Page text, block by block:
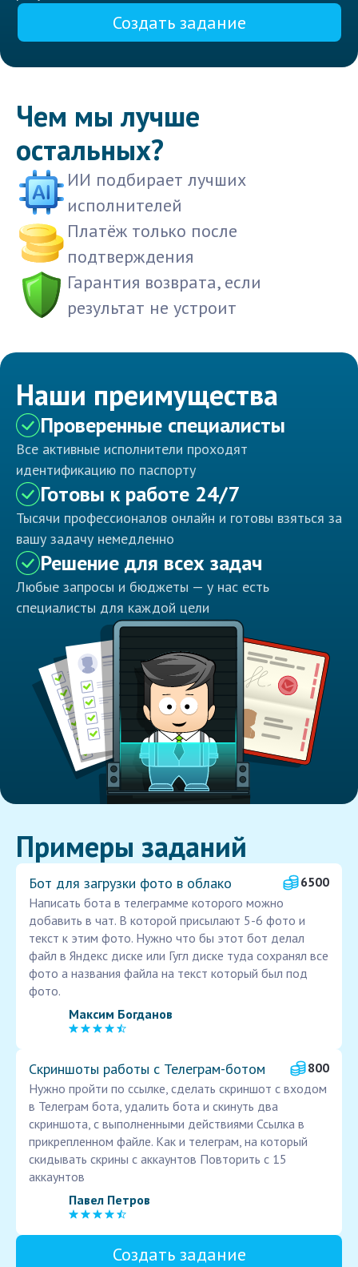
Создать задание
Чем мы лучше
остальных?
ИИ подбирает лучших
исполнителей
Платёж только после
подтверждения
Гарантия возврата, если
результат не устроит
Наши преимущества
Проверенные специалисты
Все активные исполнители проходят
идентификацию по паспорту
Готовы к работе 24/7
Тысячи профессионалов онлайн и готовы взяться за
вашу задачу немедленно
Решение для всех задач
Любые запросы и бюджеты — у нас есть
специалисты для каждой цели
Примеры заданий
Бот для загрузки фото в облако
6500
Написать бота в телеграмме которого можно
добавить в чат. В которой присылают 5-6 фото и
текст к этим фото. Нужно что бы этот бот делал
файл в Яндекс диске или Гугл диске туда сохранял все
фото а названия файла на текст который был под
фото.
Максим Богданов
Скриншоты работы с Телеграм-ботом
800
Нужно пройти по ссылке, сделать скриншот с входом
в Телеграм бота, удалить бота и скинуть два
скриншота, с выполненными действиями Ссылка в
прикрепленном файле. Как и телеграм, на который
скидывать скрины с аккаунтов Повторить с 15
аккаунтов
Павел Петров
Создать задание